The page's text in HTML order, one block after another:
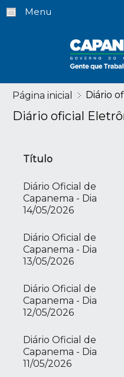
Menu
Página inicial Diário
Diário oficial
Título
Diário Oficial de
Capanema - Dia
14/05/2026
Diário Oficial de
Capanema - Dia
13/05/2026
Diário Oficial de
Capanema - Dia
12/05/2026
Diário Oficial de
Capanema - Dia
11/05/2026